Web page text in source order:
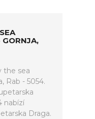
GORNJA,
the sea
Rab - 5054.
nabízí
Draga.